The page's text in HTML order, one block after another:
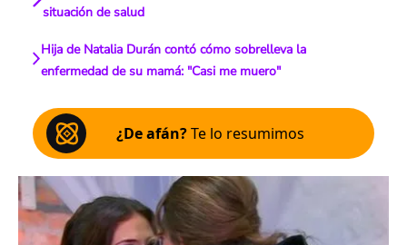
situación de salud
Hija de Natalia Durán contó cómo sobrelleva la
enfermedad de su mamá: "Casi me muero"
¿De afán?Te lo resumimos